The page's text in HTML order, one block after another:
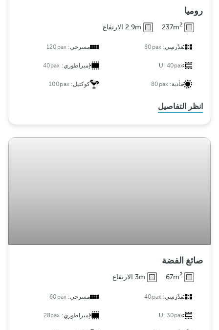
روميا
237m2 2.9m الارتفاع
مَدْرسِي:80pax مسرحي:120pax
U: 40pax إمبراطوري: 40pax
مأدبة:80pax كوكتيل:100pax
انظر التفاصيل
صائغ الفضة
67m2 3m الارتفاع
مَدْرسِي:40pax مسرحي:60pax
U: 30pax إمبراطوري: 28pax